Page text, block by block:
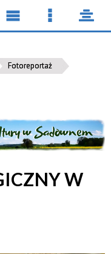
Fotoreportaż
W
MenuMenu